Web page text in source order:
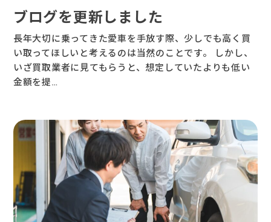
ブログを更新しました
長年大切に乗ってきた愛車を手放す際、少しでも高く買
い取ってほしいと考えるのは当然のことです。 しかし、
いざ買取業者に見てもらうと、想定していたよりも低い
金額を提…